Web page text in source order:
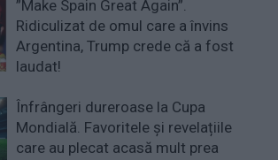
”Make Spain Great Again”.
Ridiculizat de omul care a învins
Argentina, Trump crede că a fost
laudat!
Înfrângeri dureroase la Cupa
Mondială. Favoritele și revelațiile
care au plecat acasă mult prea